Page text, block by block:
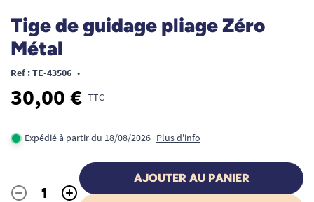
Tige de guidage pliage Zéro
Métal
Ref : TE-43506 •
30,00 € TTC
Expédié à partir du 18/08/2026 Plus d'info
- +
AJOUTER AU PANIER